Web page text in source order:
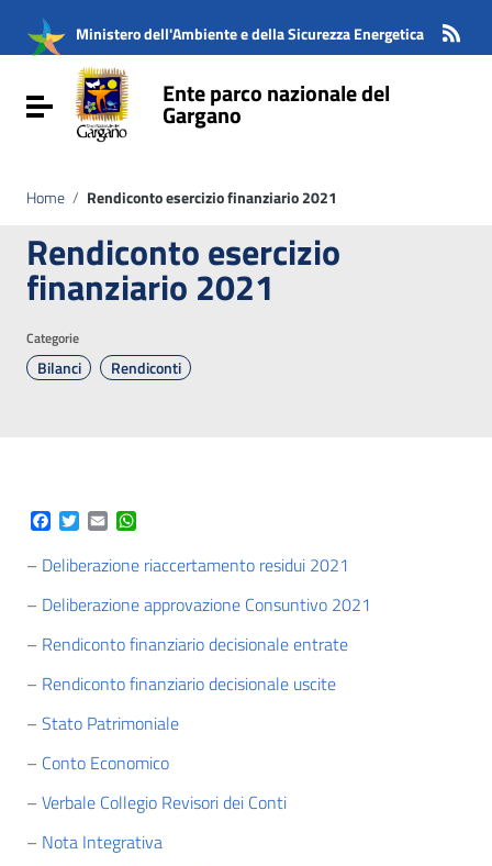
Vai al menu di navigazione
Vai al footer
Ministero dell'Ambiente e della Sicurezza Energetica
Attiva / disattiva la navigazioneEnte parco nazionale del
Gargano
Home / Rendiconto esercizio finanziario 2021
Rendiconto esercizio
finanziario 2021
Categorie
Bilanci Rendiconti
Facebook
Twitter
Email
– Deliberazione riaccertamento residui 2021
– Deliberazione approvazione Consuntivo 2021
– Rendiconto finanziario decisionale entrate
– Rendiconto finanziario decisionale uscite
– Stato Patrimoniale
– Conto Economico
– Verbale Collegio Revisori dei Conti
– Nota Integrativa